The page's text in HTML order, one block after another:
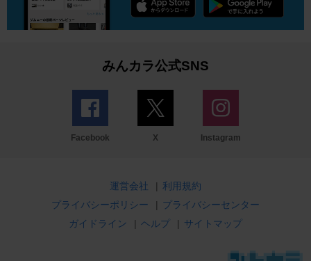
みんカラ公式SNS
Facebook X Instagram
運営会社 | 利用規約
プライバシーポリシー
| プライバシーセンター
ガイドライン
| ヘルプ | サイトマップ